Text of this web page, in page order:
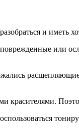
и иметь
или